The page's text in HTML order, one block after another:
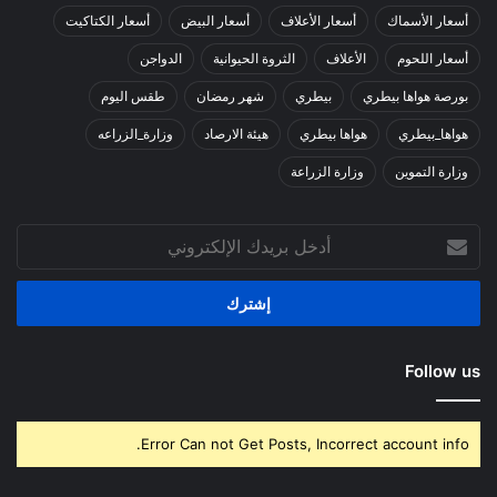
أسعار الأسماك أسعار الأعلاف أسعار البيض أسعار الكتاكيت
أسعار اللحوم الأعلاف الثروة الحيوانية الدواجن
بورصة هواها بيطري بيطري شهر رمضان طقس اليوم
هواها_بيطري هواها بيطري هيئة الارصاد وزارة_الزراعه
وزارة التموين وزارة الزراعة
بريدك
الإلكتروني
Follow us
Error Can not Get Posts, Incorrect account info.